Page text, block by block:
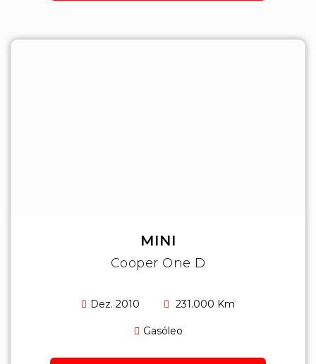
MINI
Cooper One D
Dez. 2010 231.000 Km
Gasóleo